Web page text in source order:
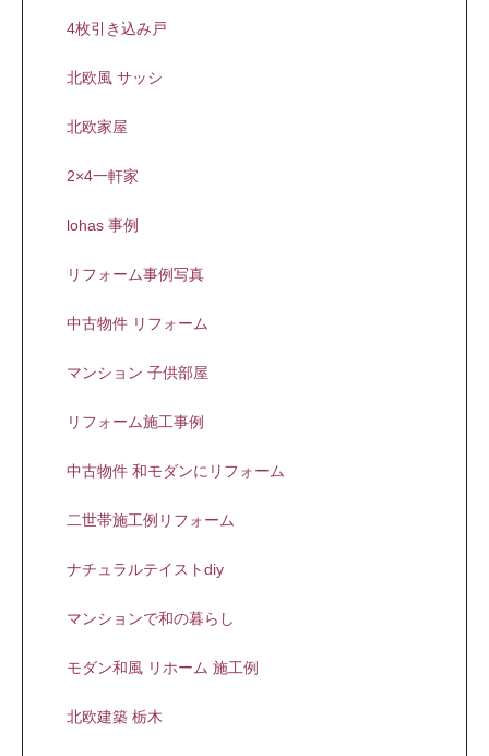
4枚引き込み戸
北欧風 サッシ
北欧家屋
2×4一軒家
lohas 事例
リフォーム事例写真
中古物件 リフォーム
マンション 子供部屋
リフォーム施工事例
中古物件 和モダンにリフォーム
二世帯施工例リフォーム
ナチュラルテイストdiy
マンションで和の暮らし
モダン和風 リホーム 施工例
北欧建築 栃木